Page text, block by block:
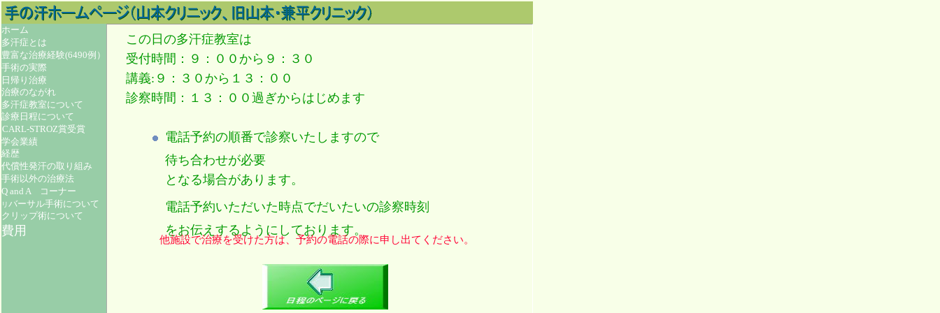
ホーム
多汗症とは
豊富な治療経験(6490例）
手術の実際
日帰り治療
治療のながれ
多汗症教室について
診療日程について
CARL-STROZ賞受賞
学会業績
経歴
代償性発汗の取り組み
手術以外の治療法
Q and A コーナー
リバーサル手術について
クリップ術について
費用
この日の多汗症教室は
受付時間：９：００から９：３０
講義:９：３０から１３：００
診察時間：１３：００過ぎからはじめます
電話予約の順番で診察いたしますので
待ち合わせが必要
となる場合があります。
電話予約いただいた時点でだいたいの診察時刻
をお伝えするようにしております。
他施設で治療を受けた方は、予約の電話の際に申し出てください。